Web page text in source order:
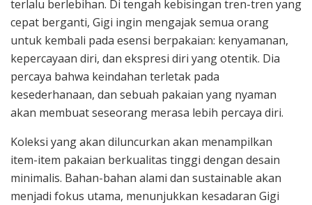
terlalu berlebihan. Di tengah kebisingan tren-tren yang
cepat berganti, Gigi ingin mengajak semua orang
untuk kembali pada esensi berpakaian: kenyamanan,
kepercayaan diri, dan ekspresi diri yang otentik. Dia
percaya bahwa keindahan terletak pada
kesederhanaan, dan sebuah pakaian yang nyaman
akan membuat seseorang merasa lebih percaya diri.
Koleksi yang akan diluncurkan akan menampilkan
item-item pakaian berkualitas tinggi dengan desain
minimalis. Bahan-bahan alami dan sustainable akan
menjadi fokus utama, menunjukkan kesadaran Gigi